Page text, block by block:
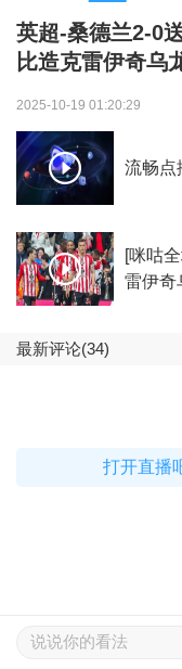
英超-桑德兰2-0
比造克雷伊奇乌
2025-10-19 01:20:29
流畅点
[咪咕
雷伊奇
最新评论(34)
打开直播
说说你的看法